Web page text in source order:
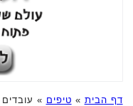
דף הבית » טיפים »